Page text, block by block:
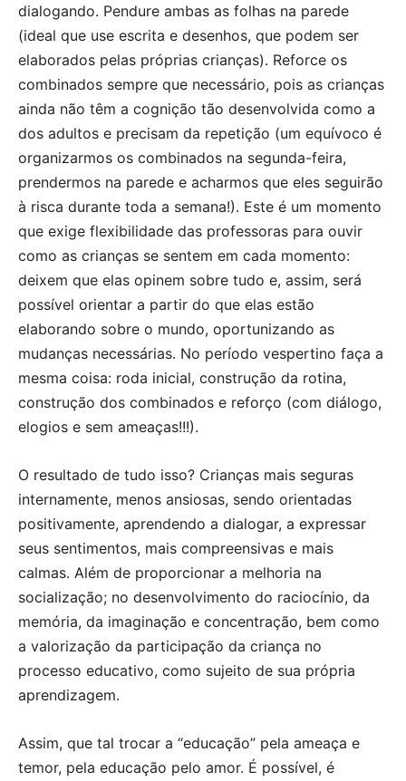
dialogando. Pendure ambas as folhas na parede
(ideal que use escrita e desenhos, que podem ser
elaborados pelas próprias crianças). Reforce os
combinados sempre que necessário, pois as crianças
ainda não têm a cognição tão desenvolvida como a
dos adultos e precisam da repetição (um equívoco é
organizarmos os combinados na segunda-feira,
prendermos na parede e acharmos que eles seguirão
à risca durante toda a semana!). Este é um momento
que exige flexibilidade das professoras para ouvir
como as crianças se sentem em cada momento:
deixem que elas opinem sobre tudo e, assim, será
possível orientar a partir do que elas estão
elaborando sobre o mundo, oportunizando as
mudanças necessárias. No período vespertino faça a
mesma coisa: roda inicial, construção da rotina,
construção dos combinados e reforço (com diálogo,
elogios e sem ameaças!!!).
O resultado de tudo isso? Crianças mais seguras
internamente, menos ansiosas, sendo orientadas
positivamente, aprendendo a dialogar, a expressar
seus sentimentos, mais compreensivas e mais
calmas. Além de proporcionar a melhoria na
socialização; no desenvolvimento do raciocínio, da
memória, da imaginação e concentração, bem como
a valorização da participação da criança no
processo educativo, como sujeito de sua própria
aprendizagem.
Assim, que tal trocar a “educação” pela ameaça e
temor, pela educação pelo amor. É possível, é